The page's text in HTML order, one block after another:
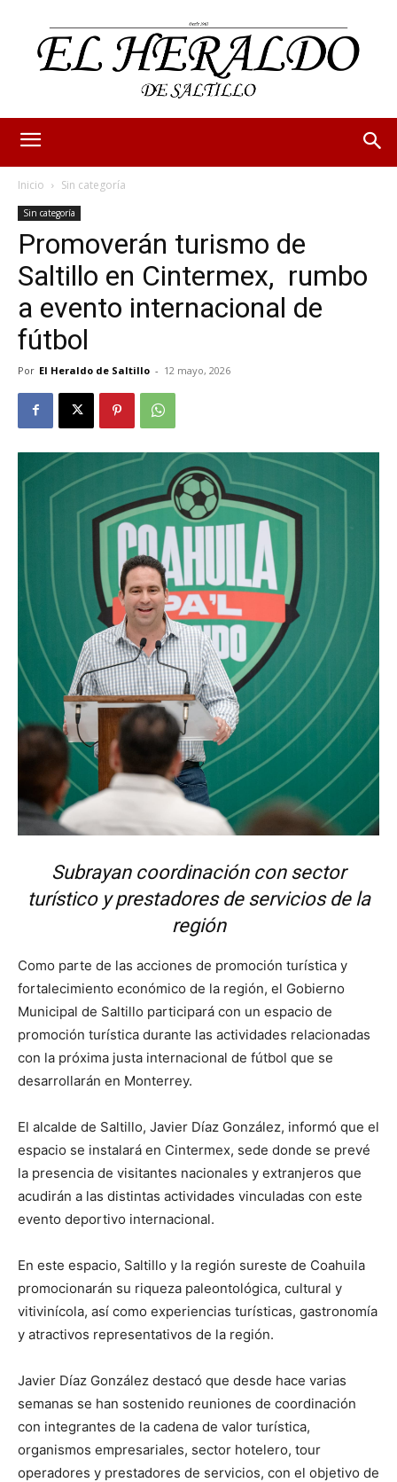
Inicio Sin categoría
Sin categoría
Promoverán turismo de
Saltillo en Cintermex, rumbo
a evento internacional de
fútbol
Por El Heraldo de Saltillo - 12 mayo, 2026
Subrayan coordinación con sector
turístico y prestadores de servicios de la
región
Como parte de las acciones de promoción turística y
fortalecimiento económico de la región, el Gobierno
Municipal de Saltillo participará con un espacio de
promoción turística durante las actividades relacionadas
con la próxima justa internacional de fútbol que se
desarrollarán en Monterrey.
El alcalde de Saltillo, Javier Díaz González, informó que el
espacio se instalará en Cintermex, sede donde se prevé
la presencia de visitantes nacionales y extranjeros que
acudirán a las distintas actividades vinculadas con este
evento deportivo internacional.
En este espacio, Saltillo y la región sureste de Coahuila
promocionarán su riqueza paleontológica, cultural y
vitivinícola, así como experiencias turísticas, gastronomía
y atractivos representativos de la región.
Javier Díaz González destacó que desde hace varias
semanas se han sostenido reuniones de coordinación
con integrantes de la cadena de valor turística,
organismos empresariales, sector hotelero, tour
operadores y prestadores de servicios, con el objetivo de